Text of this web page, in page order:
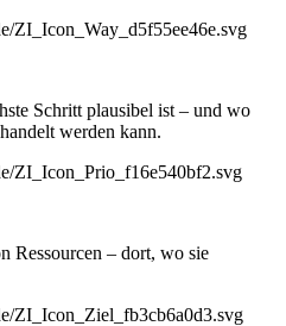
Schritt plausibel ist – und wo
werden kann.
Ressourcen – dort, wo sie